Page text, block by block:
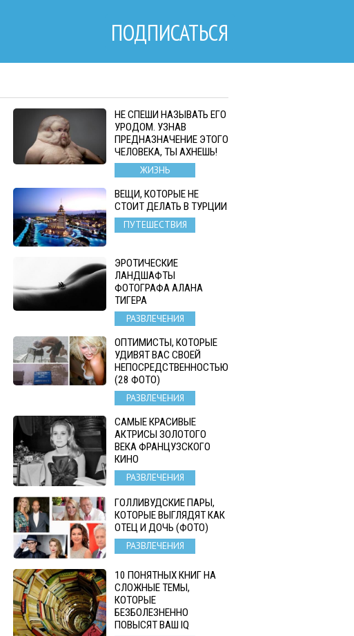
ПОДПИСАТЬСЯ
НЕ СПЕШИ НАЗЫВАТЬ ЕГО
УРОДОМ. УЗНАВ
ПРЕДНАЗНАЧЕНИЕ ЭТОГО
ЧЕЛОВЕКА, ТЫ АХНЕШЬ!
ЖИЗНЬ
ВЕЩИ, КОТОРЫЕ НЕ
СТОИТ ДЕЛАТЬ В ТУРЦИИ
ПУТЕШЕСТВИЯ
ЭРОТИЧЕСКИЕ
ЛАНДШАФТЫ
ФОТОГРАФА АЛАНА
ТИГЕРА
РАЗВЛЕЧЕНИЯ
ОПТИМИСТЫ, КОТОРЫЕ
УДИВЯТ ВАС СВОЕЙ
НЕПОСРЕДСТВЕННОСТЬЮ
(28 ФОТО)
РАЗВЛЕЧЕНИЯ
САМЫЕ КРАСИВЫЕ
АКТРИСЫ ЗОЛОТОГО
ВЕКА ФРАНЦУЗСКОГО
КИНО
РАЗВЛЕЧЕНИЯ
ГОЛЛИВУДСКИЕ ПАРЫ,
КОТОРЫЕ ВЫГЛЯДЯТ КАК
ОТЕЦ И ДОЧЬ (ФОТО)
РАЗВЛЕЧЕНИЯ
10 ПОНЯТНЫХ КНИГ НА
СЛОЖНЫЕ ТЕМЫ,
КОТОРЫЕ
БЕЗБОЛЕЗНЕННО
ПОВЫСЯТ ВАШ IQ